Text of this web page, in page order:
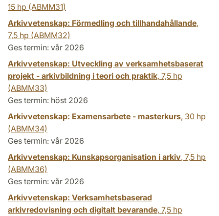
15 hp (ABMM31)
Arkivvetenskap: Förmedling och tillhandahållande,
7,5 hp (ABMM32)
Ges termin: vår 2026
Arkivvetenskap: Utveckling av verksamhetsbaserat
projekt - arkivbildning i teori och praktik, 7,5 hp
(ABMM33)
Ges termin: höst 2026
Arkivvetenskap: Examensarbete - masterkurs, 30 hp
(ABMM34)
Ges termin: vår 2026
Arkivvetenskap: Kunskapsorganisation i arkiv, 7,5 hp
(ABMM36)
Ges termin: vår 2026
Arkivvetenskap: Verksamhetsbaserad
arkivredovisning och digitalt bevarande, 7,5 hp